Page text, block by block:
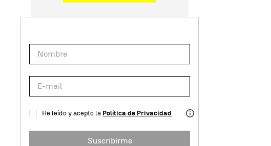
He leído y acepto la Política de Privacidad
Suscribirme